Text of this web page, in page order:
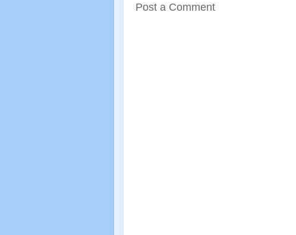
Post a Comment